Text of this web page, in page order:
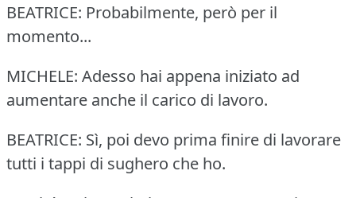
BEATRICE: Probabilmente, però per il
momento...
MICHELE: Adesso hai appena iniziato ad
aumentare anche il carico di lavoro.
BEATRICE: Sì, poi devo prima finire di lavorare
tutti i tappi di sughero che ho.